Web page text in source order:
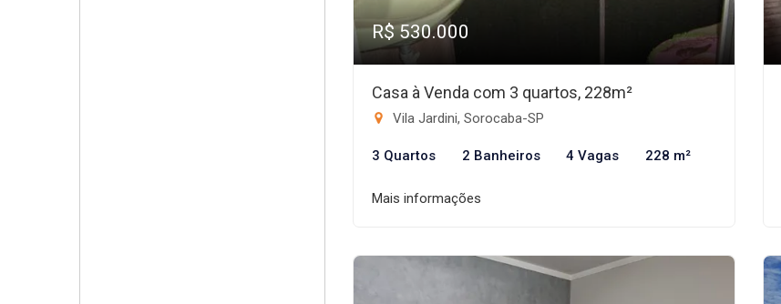
R$ 530.000
Casa à Venda com 3 quartos, 228m²
Vila Jardini, Sorocaba-SP
3 Quartos 2 Banheiros 4 Vagas 228 m²
Mais informações